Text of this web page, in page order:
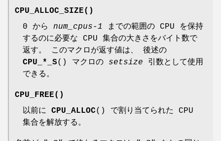
CPU_ALLOC_SIZE()
0 から num_cpus-1 までの範囲の CPU を保持
するのに必要な CPU 集合の大きさをバイト数で
返す。 このマクロが返す値は、 後述の
CPU_*_S() マクロの setsize 引数として使用
できる。
CPU_FREE()
以前に CPU_ALLOC() で割り当てられた CPU
集合を解放する。